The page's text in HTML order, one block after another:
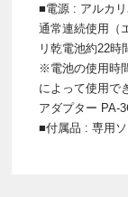
■電源 : アルカ
通常連続使用（
リ乾電池約22時
※電池の使用時
によって使用で
アダプター PA-
■付属品 : 専用